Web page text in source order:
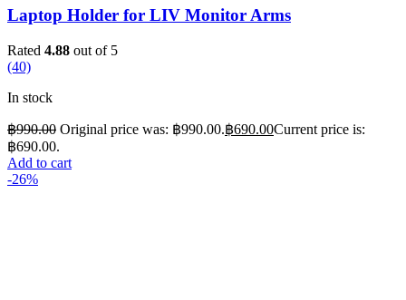
Laptop Holder for LIV Monitor Arms
Rated 4.88 out of 5
(40)
In stock
฿990.00 Original price was: ฿990.00.฿690.00Current price is:
฿690.00.
Add to cart
-26%